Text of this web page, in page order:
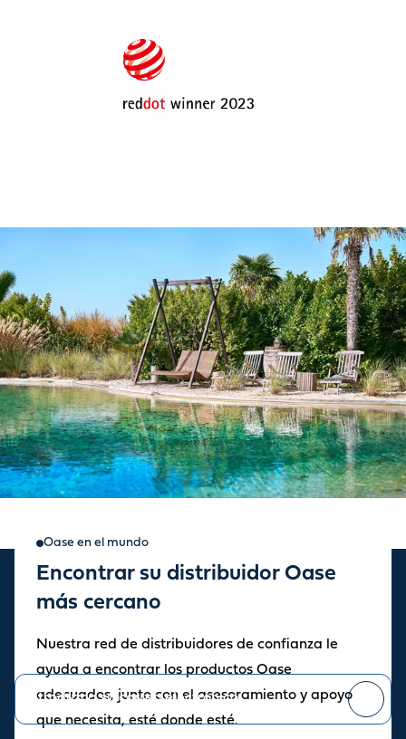
Oase en el mundo
Encontrar su distribuidor Oase
más cercano
Nuestra red de distribuidores de confianza le
ayuda a encontrar los productos Oase
adecuados, junto con el asesoramiento y apoyo
que necesita, esté donde esté.
Suscripción a novedades y
Manténgase informado sobre las últimas noticias y novedades.